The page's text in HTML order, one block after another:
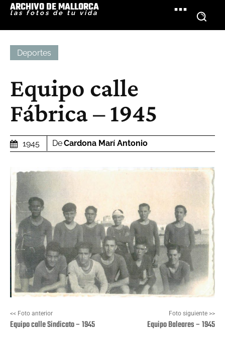
ARCHIVO DE MALLORCA
las fotos de tu vida
Deportes
Equipo calle
Fábrica – 1945
1945 DeCardona Marí Antonio
<< Foto anterior
Equipo calle Sindicato – 1945
Foto siguiente >>
Equipo Baleares – 1945